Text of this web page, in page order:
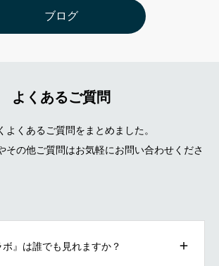
ブログ
よくあるご質問
よくあるご質問をまとめました。
その他ご質問はお気軽にお問い合わせくださ
ボ』は誰でも見れますか？